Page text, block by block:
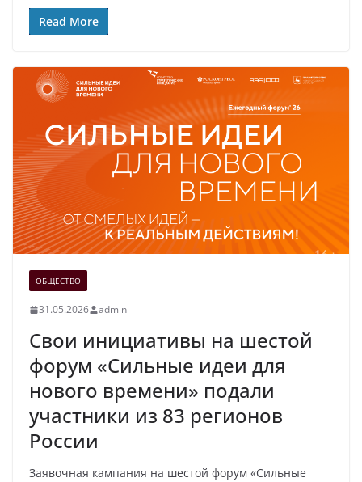
Read More
ОБЩЕСТВО
31.05.2026 admin
Свои инициативы на шестой
форум «Сильные идеи для
нового времени» подали
участники из 83 регионов
России
Заявочная кампания на шестой форум «Сильные